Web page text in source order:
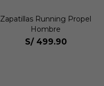
Zapatillas Running Propel
Hombre
S/ 499.90